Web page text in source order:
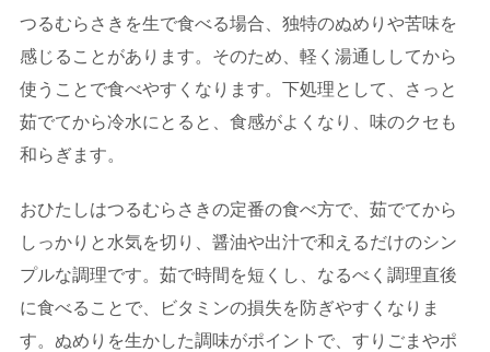
つるむらさきを生で食べる場合、独特のぬめりや苦味を
感じることがあります。そのため、軽く湯通ししてから
使うことで食べやすくなります。下処理として、さっと
茹でてから冷水にとると、食感がよくなり、味のクセも
和らぎます。
おひたしはつるむらさきの定番の食べ方で、茹でてから
しっかりと水気を切り、醤油や出汁で和えるだけのシン
プルな調理です。茹で時間を短くし、なるべく調理直後
に食べることで、ビタミンの損失を防ぎやすくなりま
す。ぬめりを生かした調味がポイントで、すりごまやポ